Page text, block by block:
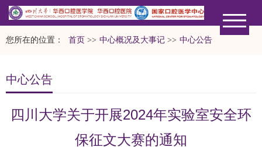
您所在的位置： 首页 >> 中心概况及大事记 >> 中心公告
中心公告
​四川大学关于开展2024年实验室安全环
保征文大赛的通知